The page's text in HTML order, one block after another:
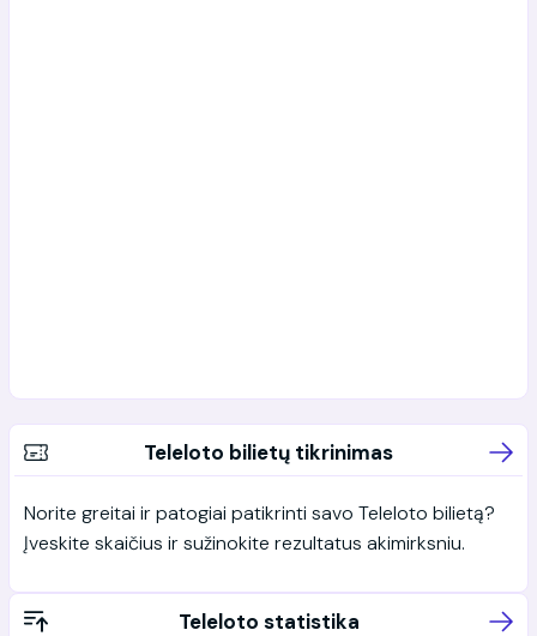
Teleloto bilietų tikrinimas
Norite greitai ir patogiai patikrinti savo Teleloto bilietą?
Įveskite skaičius ir sužinokite rezultatus akimirksniu.
Teleloto statistika